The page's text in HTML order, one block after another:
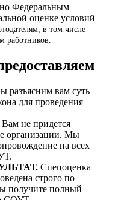
Федеральным
оценке условий
в том числе
разъясним вам суть
для проведения
Вам не придется
организации. Мы
на всех
Спецоценка
строго по
получите полный